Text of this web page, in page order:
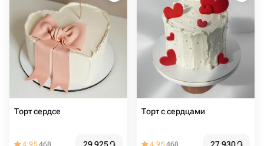
Торт сердсе
4.95468
Торт с сердцами️
4.95468